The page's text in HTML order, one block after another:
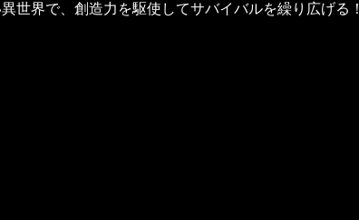
世界で、創造力を駆使してサバイバルを繰り広げる！